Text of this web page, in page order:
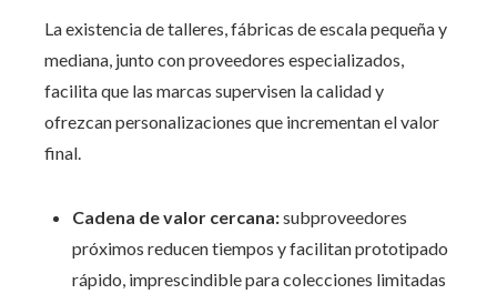
La existencia de talleres, fábricas de escala pequeña y
mediana, junto con proveedores especializados,
facilita que las marcas supervisen la calidad y
ofrezcan personalizaciones que incrementan el valor
final.
Cadena de valor cercana:subproveedores
próximos reducen tiempos y facilitan prototipado
rápido, imprescindible para colecciones limitadas